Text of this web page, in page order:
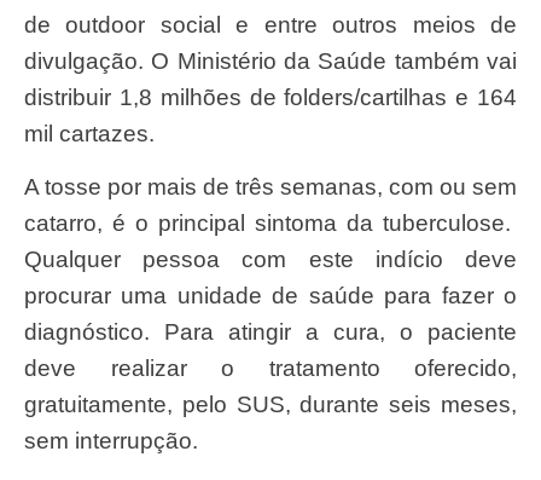
de outdoor social e entre outros meios de
divulgação. O Ministério da Saúde também vai
distribuir 1,8 milhões de folders/cartilhas e 164
mil cartazes.
A tosse por mais de três semanas, com ou sem
catarro, é o principal sintoma da tuberculose.
Qualquer pessoa com este indício deve
procurar uma unidade de saúde para fazer o
diagnóstico. Para atingir a cura, o paciente
deve realizar o tratamento oferecido,
gratuitamente, pelo SUS, durante seis meses,
sem interrupção.